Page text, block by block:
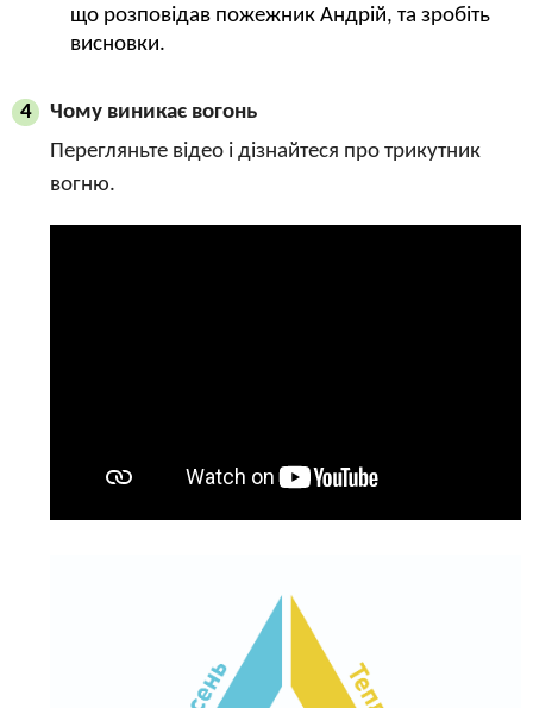
що розповідав пожежник Андрій, та зробіть
висновки.
4
Чому виникає вогонь
Перегляньте відео і дізнайтеся про трикутник
вогню.